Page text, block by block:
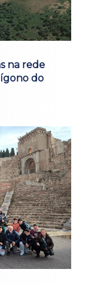
na rede
do